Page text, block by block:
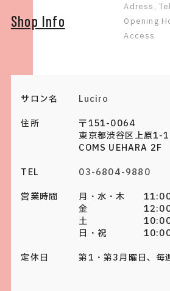
Shop Info
Adress, Tel
Opening
Access
サロン名
Luciro
住所
〒151-0064
東京都渋谷区上原1-
COMS UEHARA 2F
TEL
03-6804-9880
営業時間
月・水・木
金 12:00～
土 10:00～
日・祝 10:00
定休日
第1・第3月曜日、毎